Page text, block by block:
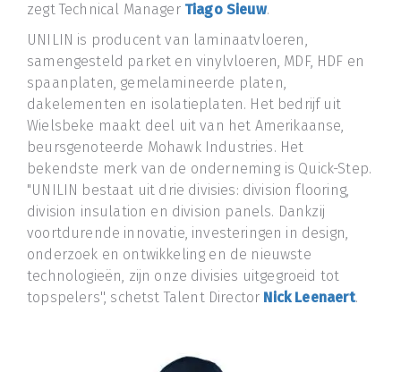
zegt Technical Manager Tiago Sieuw.
UNILIN is producent van laminaatvloeren,
samengesteld parket en vinylvloeren, MDF, HDF en
spaanplaten, gemelamineerde platen,
dakelementen en isolatieplaten. Het bedrijf uit
Wielsbeke maakt deel uit van het Amerikaanse,
beursgenoteerde Mohawk Industries. Het
bekendste merk van de onderneming is Quick-Step.
"UNILIN bestaat uit drie divisies: division flooring,
division insulation en division panels. Dankzij
voortdurende innovatie, investeringen in design,
onderzoek en ontwikkeling en de nieuwste
technologieën, zijn onze divisies uitgegroeid tot
topspelers'', schetst Talent Director Nick Leenaert.